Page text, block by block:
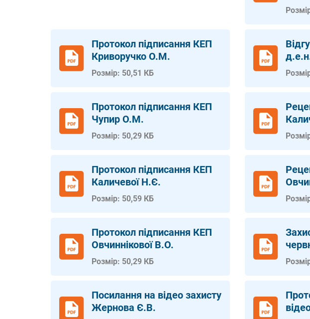
Протокол підписання КЕП
Криворучко О.М.
Розмір: 50,51 КБ
Протокол підписання КЕП
Чупир О.М.
Розмір: 50,29 КБ
Протокол підписання КЕП
Каличевої Н.Є.
Розмір: 50,59 КБ
Протокол підписання КЕП
Овчиннікової В.О.
Розмір: 50,29 КБ
Посилання на відео захисту
Жернова Є.В.